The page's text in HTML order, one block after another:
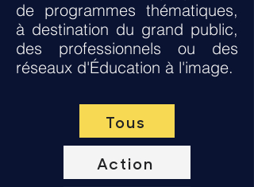
de programmes thématiques,
à destination du grand public,
des professionnels ou des
réseaux d'Éducation à l'image.
Tous
Action